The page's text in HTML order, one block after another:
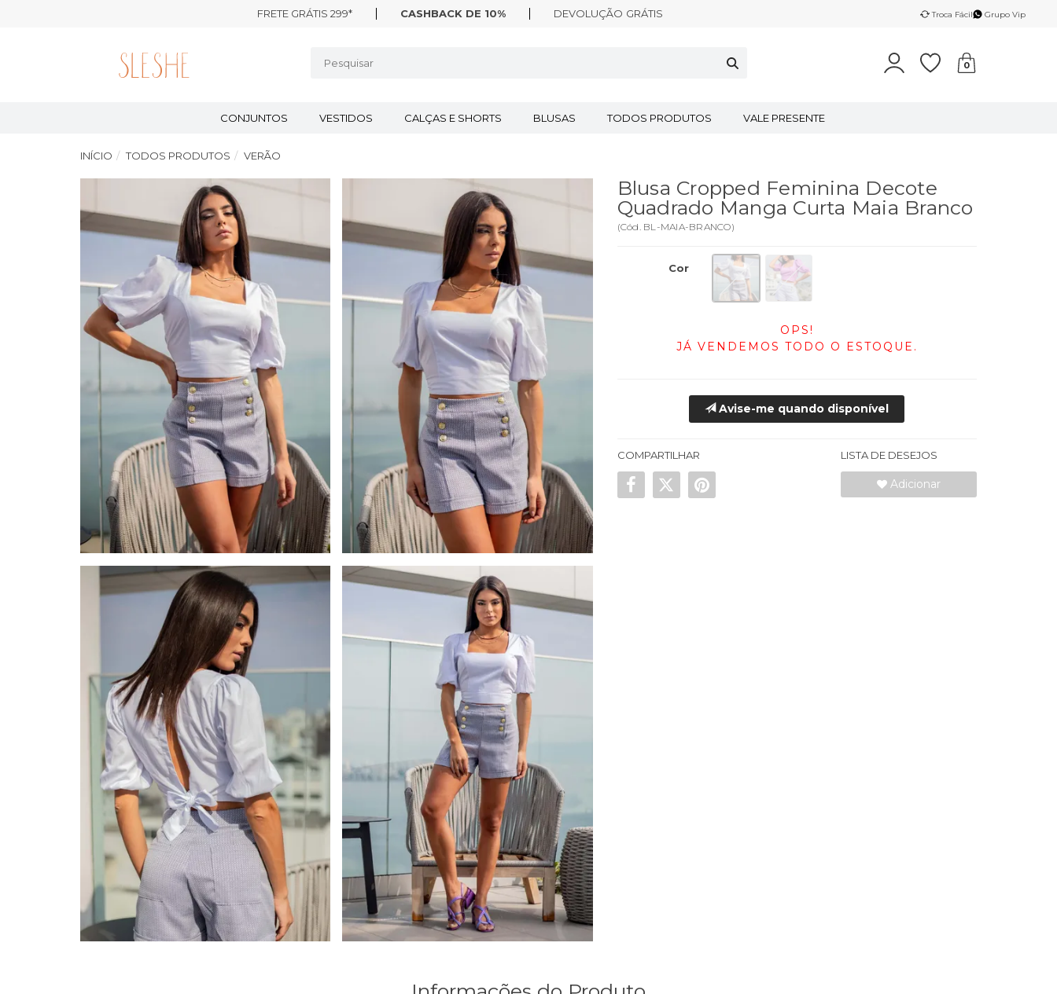
FRETE GRÁTIS 299* CASHBACK DE 10% DEVOLUÇÃO GRÁTIS Troca Fácil Grupo Vip
0
CONJUNTOS VESTIDOS CALÇAS E SHORTS BLUSAS TODOS PRODUTOS VALE PRESENTE
INÍCIO TODOS PRODUTOS VERÃO
Blusa Cropped Feminina Decote
Quadrado Manga Curta Maia Branco
(Cód. BL-MAIA-BRANCO)
Cor
OPS!
JÁ VENDEMOS TODO O ESTOQUE.
Avise-me quando disponível
COMPARTILHAR LISTA DE DESEJOS
Adicionar